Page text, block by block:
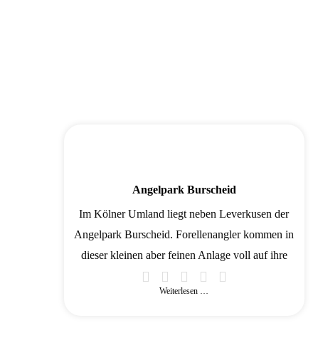
Angelpark Burscheid
Im Kölner Umland liegt neben Leverkusen der
Angelpark Burscheid. Forellenangler kommen in
dieser kleinen aber feinen Anlage voll auf ihre
Weiterlesen …